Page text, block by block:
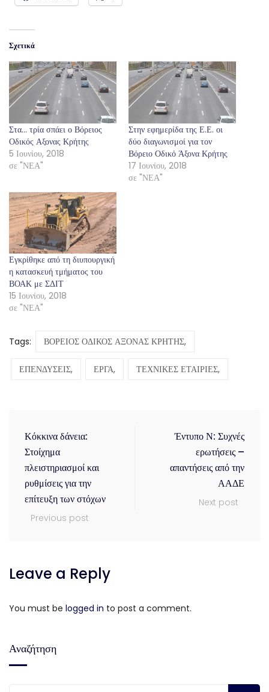
Σχετικά
Στα… τρία σπάει ο Βόρειος
Οδικός Αξονας Κρήτης
5 Ιουνίου, 2018
σε "ΝΕΑ"
Στην εφημερίδα της Ε.Ε. οι
δύο διαγωνισμοί για τον
Βόρειο Οδικό Άξονα Κρήτης
17 Ιουνίου, 2018
σε "ΝΕΑ"
Εγκρίθηκε από τη διυπουργική
η κατασκευή τμήματος του
ΒΟΑΚ με ΣΔΙΤ
15 Ιουνίου, 2018
σε "ΝΕΑ"
Tags: ΒΟΡΕΙΟΣ ΟΔΙΚΟΣ ΑΞΟΝΑΣ ΚΡΗΤΗΣ,
ΕΠΕΝΔΥΣΕΙΣ, ΕΡΓΑ, ΤΕΧΝΙΚΕΣ ΕΤΑΙΡΙΕΣ,
Κόκκινα δάνεια:
Στοίχημα
πλειστηριασμοί και
ρυθμίσεις για την
επίτευξη των στόχων
Previous post
Έντυπο Ν: Συχνές
ερωτήσεις –
απαντήσεις από την
ΑΑΔΕ
Next post
Leave a Reply
You must be logged in to post a comment.
Αναζήτηση